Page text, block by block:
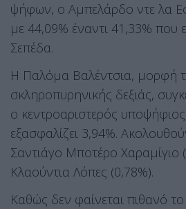
ψήφων, ο Αμπελάρδο ντε λα
με 44,09% έναντι 41,33% που
Σεπέδα.
Η Παλόμα Βαλέντσια, μορφή
σκληροπυρηνικής δεξιάς,
ο κεντροαριστερός
εξασφαλίζει 3,94%.
Σαντιάγο Μποτέρο Χαραμίγιο
Κλαούντια Λόπες (0,78%).
Καθώς δεν φαίνεται πιθανό